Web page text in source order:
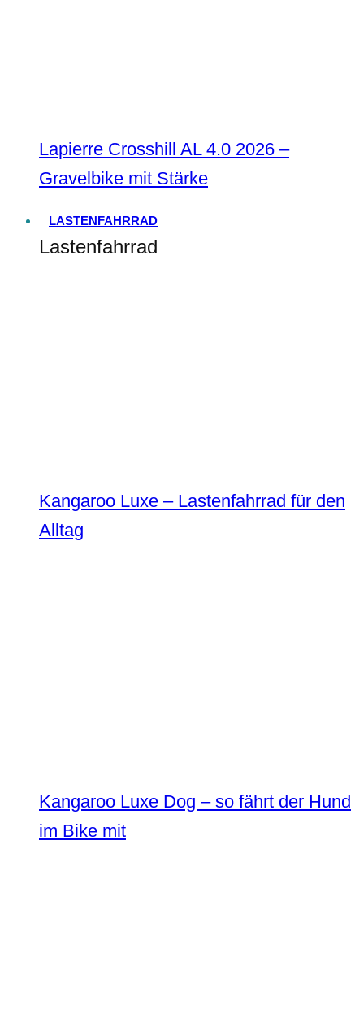
Lapierre Crosshill AL 4.0 2026 –
Gravelbike mit Stärke
LASTENFAHRRAD
Lastenfahrrad
Kangaroo Luxe – Lastenfahrrad für den
Alltag
Kangaroo Luxe Dog – so fährt der Hund
im Bike mit